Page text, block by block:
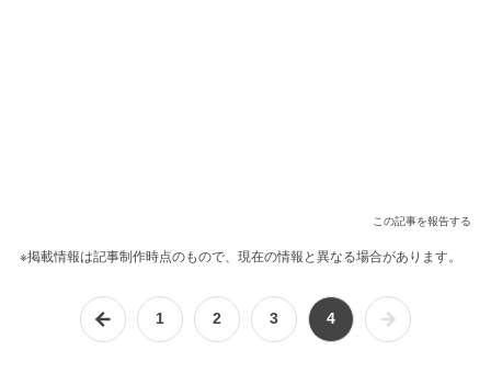
この記事を報告する
※掲載情報は記事制作時点のもので、現在の情報と異なる場合があります。
1 2 3 4